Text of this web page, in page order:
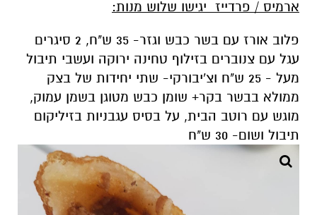
ארמיס / פרדייז יגישו שלוש מנות:
פלוב אורז עם בשר כבש וגזר- 35 ש"ח, 2 סיגרים
עגל עם צנוברים בזילוף טחינה ירוקה ועשבי תיבול
מעל - 25 ש"ח וצ'יבורקי- שתי יחידות של בצק
ממולא בבשר בקר+ שומן כבש מטוגן בשמן עמוק,
מוגש עם רוטב הבית, על בסיס עגבניות בזיליקום
תיבול ושום- 30 ש"ח